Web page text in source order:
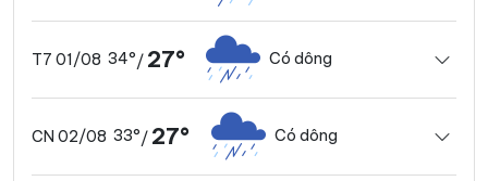
T7 01/08 34°/ 27° Có dông
CN 02/08 33°/ 27° Có dông